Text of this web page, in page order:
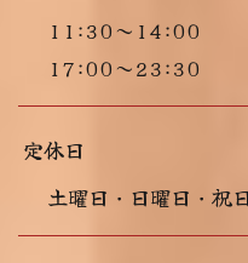
11:30～14:00
17:00～23:30
定休日
土曜日・日曜日・祝